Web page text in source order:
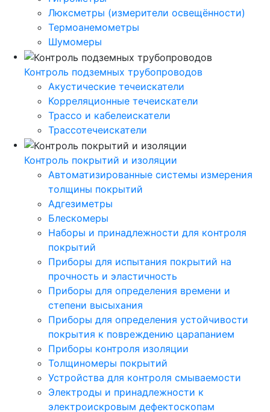
Люксметры (измерители освещённости)
Термоанемометры
Шумомеры
Контроль подземных трубопроводов
Акустические течеискатели
Корреляционные течеискатели
Трассо и кабелеискатели
Трассотечеискатели
Контроль покрытий и изоляции
Автоматизированные системы измерения
толщины покрытий
Адгезиметры
Блескомеры
Наборы и принадлежности для контроля
покрытий
Приборы для испытания покрытий на
прочность и эластичность
Приборы для определения времени и
степени высыхания
Приборы для определения устойчивости
покрытия к повреждению царапанием
Приборы контроля изоляции
Толщиномеры покрытий
Устройства для контроля смываемости
Электроды и принадлежности к
электроискровым дефектоскопам